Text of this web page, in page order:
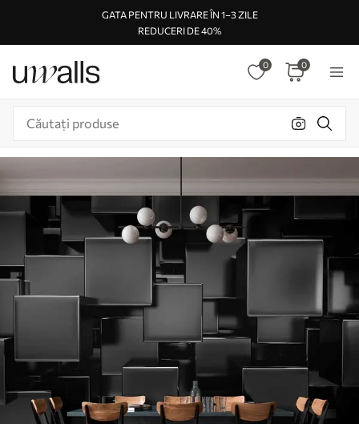
GATA PENTRU LIVRARE ÎN 1–3 ZILE
REDUCERI DE 40%
0 0